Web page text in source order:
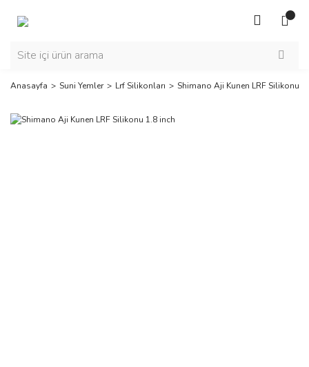
Anasayfa Suni Yemler Lrf Silikonları Shimano Aji Kunen LRF Silikonu